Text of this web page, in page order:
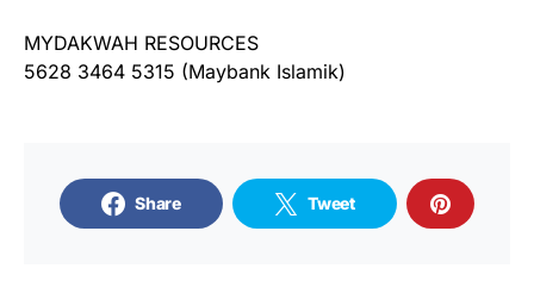
MYDAKWAH RESOURCES
5628 3464 5315 (Maybank Islamik)
Share Tweet